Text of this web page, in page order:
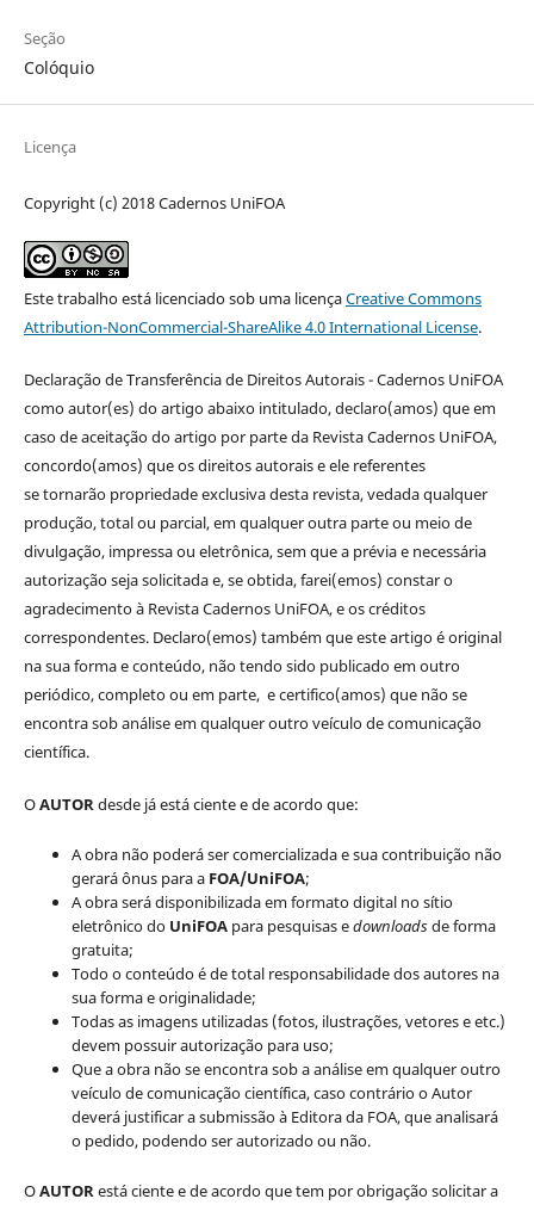
Seção
Colóquio
Licença
Copyright (c) 2018 Cadernos UniFOA
Este trabalho está licenciado sob uma licençaCreative Commons
Attribution-NonCommercial-ShareAlike 4.0 International License.
Declaração de Transferência de Direitos Autorais - Cadernos UniFOA
como autor(es) do artigo abaixo intitulado, declaro(amos) que em
caso de aceitação do artigo por parte da Revista Cadernos UniFOA,
concordo(amos) que os direitos autorais e ele referentes
se tornarão propriedade exclusiva desta revista, vedada qualquer
produção, total ou parcial, em qualquer outra parte ou meio de
divulgação, impressa ou eletrônica, sem que a prévia e necessária
autorização seja solicitada e, se obtida, farei(emos) constar o
agradecimento à Revista Cadernos UniFOA, e os créditos
correspondentes. Declaro(emos) também que este artigo é original
na sua forma e conteúdo, não tendo sido publicado em outro
periódico, completo ou em parte, e certifico(amos) que não se
encontra sob análise em qualquer outro veículo de comunicação
científica.
OAUTORdesde já está ciente e de acordo que:
A obra não poderá ser comercializada e sua contribuição não
gerará ônus para a FOA/UniFOA;
A obra será disponibilizada em formato digital no sítio
eletrônico do UniFOApara pesquisas edownloadsde forma
gratuita;
Todo o conteúdo é de total responsabilidade dos autores na
sua forma e originalidade;
Todas as imagens utilizadas (fotos, ilustrações, vetores e etc.)
devem possuir autorização para uso;
Que a obra não se encontra sob a análise em qualquer outro
veículo de comunicação científica, caso contrário o Autor
deverá justificar a submissão à Editora da FOA, que analisará
o pedido, podendo ser autorizado ou não.
OAUTORestá ciente e de acordo que tem por obrigação solicitar a